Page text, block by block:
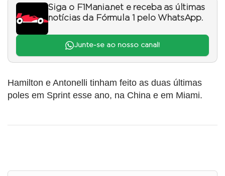
Siga o F1Mania.net e receba as últimas
notícias da Fórmula 1 pelo WhatsApp.
Junte-se ao nosso canal!
Hamilton e Antonelli tinham feito as duas últimas
poles em Sprint esse ano, na China e em Miami.